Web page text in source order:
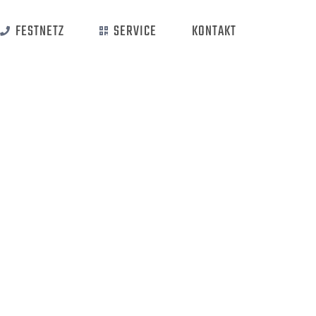
FESTNETZ SERVICE KONTAKT